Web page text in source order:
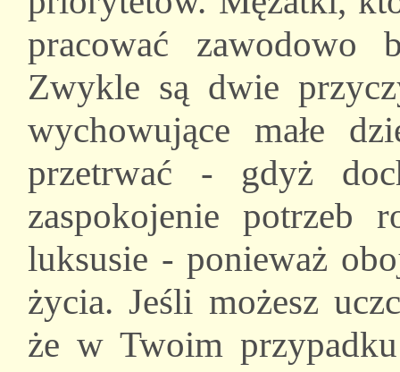
pracować zawodowo
Zwykle są dwie
wychowujące małe
przetrwać - gdyż
zaspokojenie
luksusie - ponieważ
życia. Jeśli możesz
że w Twoim